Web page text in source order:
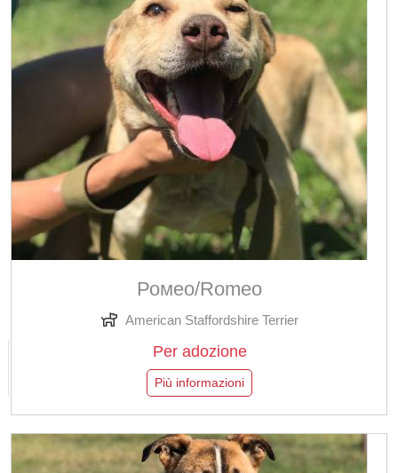
Ромео/Romeo
American Staffordshire Terrier
Per adozione
Più informazioni